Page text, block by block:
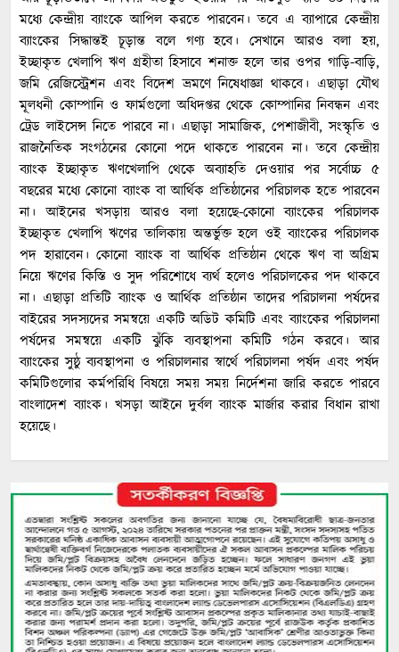
মধ্যে কেন্দ্রীয় ব্যাংকে আপিল করতে পারবেন। তবে এ ব্যাপারে কেন্দ্রীয়
ব্যাংকের সিদ্ধান্তই চূড়ান্ত বলে গণ্য হবে। সেখানে আরও বলা হয়,
ইচ্ছাকৃত খেলাপি ঋণ গ্রহীতা হিসাবে শনাক্ত হলে তার ওপর গাড়ি-বাড়ি,
জমি রেজিস্ট্রেশন এবং বিদেশ ভ্রমণে নিষেধাজ্ঞা থাকবে। এছাড়া যৌথ
মূলধনী কোম্পানি ও ফার্মগুলো অধিদপ্তর থেকে কোম্পানির নিবন্ধন এবং
ট্রেড লাইসেন্স নিতে পারবে না। এছাড়া সামাজিক, পেশাজীবী, সংস্কৃতি ও
রাজনৈতিক সংগঠনের কোনো পদে থাকতে পারবেন না। তবে কেন্দ্রীয়
ব্যাংক ইচ্ছাকৃত ঋণখেলাপি থেকে অব্যাহতি দেওয়ার পর সর্বোচ্চ ৫
বছরের মধ্যে কোনো ব্যাংক বা আর্থিক প্রতিষ্ঠানের পরিচালক হতে পারবেন
না। আইনের খসড়ায় আরও বলা হয়েছে-কোনো ব্যাংকের পরিচালক
ইচ্ছাকৃত খেলাপি ঋণের তালিকায় অন্তর্ভুক্ত হলে ওই ব্যাংকের পরিচালক
পদ হারাবেন। কোনো ব্যাংক বা আর্থিক প্রতিষ্ঠান থেকে ঋণ বা অগ্রিম
নিয়ে ঋণের কিস্তি ও সুদ পরিশোধে ব্যর্থ হলেও পরিচালকের পদ থাকবে
না। এছাড়া প্রতিটি ব্যাংক ও আর্থিক প্রতিষ্ঠান তাদের পরিচালনা পর্ষদের
বাইরের সদস্যদের সমন্বয়ে একটি অডিট কমিটি এবং ব্যাংকের পরিচালনা
পর্ষদের সমন্বয়ে একটি ঝুঁকি ব্যবস্থাপনা কমিটি গঠন করবে। আর
ব্যাংকের সুষ্ঠু ব্যবস্থাপনা ও পরিচালনার স্বার্থে পরিচালনা পর্ষদ এবং পর্ষদ
কমিটিগুলোর কর্মপরিধি বিষয়ে সময় সময় নির্দেশনা জারি করতে পারবে
বাংলাদেশ ব্যাংক। খসড়া আইনে দুর্বল ব্যাংক মার্জার করার বিধান রাখা
হয়েছে।